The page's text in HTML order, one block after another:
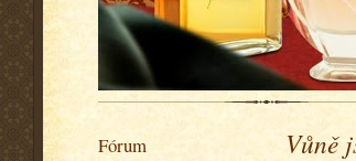
Fórum
Vůně